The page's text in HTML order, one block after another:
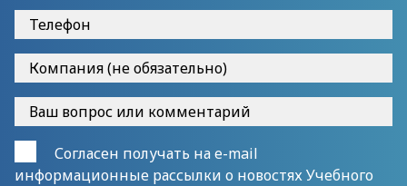
Согласен получать на e-mail
информационные рассылки о новостях Учебного